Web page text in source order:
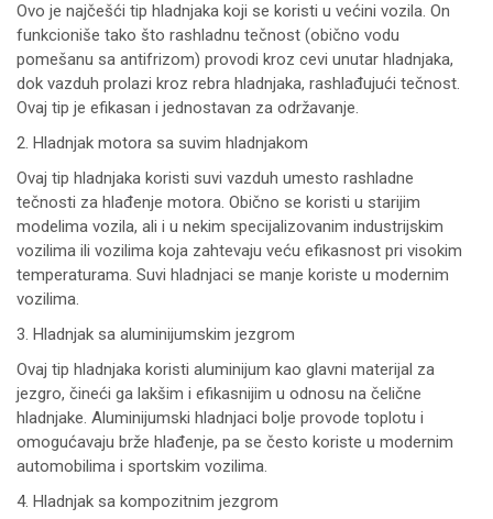
Ovo je najčešći tip hladnjaka koji se koristi u većini vozila. On
funkcioniše tako što rashladnu tečnost (obično vodu
pomešanu sa antifrizom) provodi kroz cevi unutar hladnjaka,
dok vazduh prolazi kroz rebra hladnjaka, rashlađujući tečnost.
Ovaj tip je efikasan i jednostavan za održavanje.
2. Hladnjak motora sa suvim hladnjakom
Ovaj tip hladnjaka koristi suvi vazduh umesto rashladne
tečnosti za hlađenje motora. Obično se koristi u starijim
modelima vozila, ali i u nekim specijalizovanim industrijskim
vozilima ili vozilima koja zahtevaju veću efikasnost pri visokim
temperaturama. Suvi hladnjaci se manje koriste u modernim
vozilima.
3. Hladnjak sa aluminijumskim jezgrom
Ovaj tip hladnjaka koristi aluminijum kao glavni materijal za
jezgro, čineći ga lakšim i efikasnijim u odnosu na čelične
hladnjake. Aluminijumski hladnjaci bolje provode toplotu i
omogućavaju brže hlađenje, pa se često koriste u modernim
automobilima i sportskim vozilima.
4. Hladnjak sa kompozitnim jezgrom